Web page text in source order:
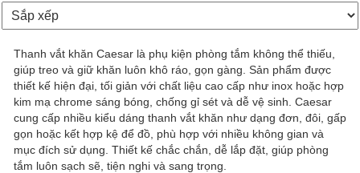
Thanh vắt khăn Caesar là phụ kiện phòng tắm không thể thiếu,
giúp treo và giữ khăn luôn khô ráo, gọn gàng. Sản phẩm được
thiết kế hiện đại, tối giản với chất liệu cao cấp như inox hoặc hợp
kim mạ chrome sáng bóng, chống gỉ sét và dễ vệ sinh. Caesar
cung cấp nhiều kiểu dáng thanh vắt khăn như dạng đơn, đôi, gấp
gọn hoặc kết hợp kệ để đồ, phù hợp với nhiều không gian và
mục đích sử dụng. Thiết kế chắc chắn, dễ lắp đặt, giúp phòng
tắm luôn sạch sẽ, tiện nghi và sang trọng.